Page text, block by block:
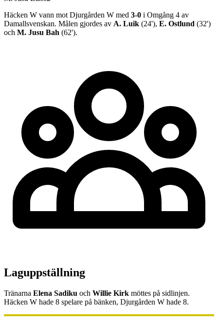
Häcken W vann mot Djurgården W med 3-0 i Omgång 4 av
Damallsvenskan. Målen gjordes av A. Luik (24'), E. Ostlund (32')
och M. Jusu Bah (62').
Laguppställning
Tränarna Elena Sadiku och Willie Kirk möttes på sidlinjen.
Häcken W hade 8 spelare på bänken, Djurgården W hade 8.